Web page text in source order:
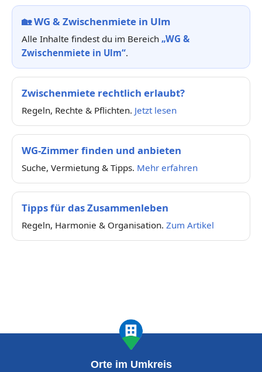
🏡WG & Zwischenmiete in Ulm
Alle Inhalte findest du im Bereich „WG &
Zwischenmiete in Ulm“.
Zwischenmiete rechtlich erlaubt?
Regeln, Rechte & Pflichten. Jetzt lesen
WG-Zimmer finden und anbieten
Suche, Vermietung & Tipps. Mehr erfahren
Tipps für das Zusammenleben
Regeln, Harmonie & Organisation. Zum Artikel
Orte im Umkreis